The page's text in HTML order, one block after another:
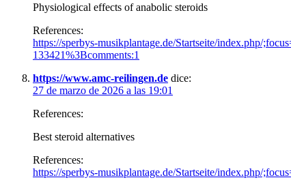
Physiological effects of anabolic steroids
References:
https://sperbys-musikplantage.de/Startseite/index.php/
133421%3Bcomments:1
https://www.amc-reilingen.de dice:
27 de marzo de 2026 a las 19:01
References:
Best steroid alternatives
References:
https://sperbys-musikplantage.de/Startseite/index.php/